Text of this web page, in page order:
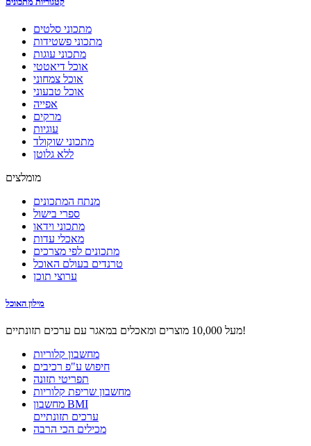
מתכוני סלטים
מתכוני פשטידות
מתכוני עוגות
אוכל דיאטטי
אוכל צמחוני
אוכל טבעוני
אפייה
מרקים
עוגיות
מתכוני שוקולד
ללא גלוטן
מומלצים
מנתח המתכונים
ספרי בישול
מתכוני וידאו
מאכלי עדות
מתכונים לפי מצרכים
טרנדים בעולם האוכל
ערוצי תוכן
מילון האוכל
מעל 10,000 מוצרים ומאכלים במאגר עם ערכים תזונתיים!
מחשבון קלוריות
חיפוש ע"פ רכיבים
תפריטי תזונה
מחשבון שריפת קלוריות
מחשבון BMI
ערכים תזונתיים
מכילים הכי הרבה